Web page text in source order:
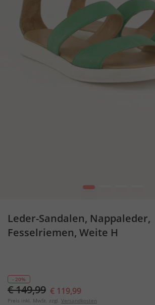
1
Leder-Sandalen, Nappaleder,
Fesselriemen, Weite H
- 20%
€ 149,99 € 119,99
Preis inkl. MwSt. zzgl. Versandkosten